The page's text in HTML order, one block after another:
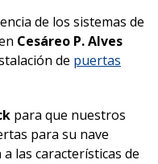
de los sistemas de
Cesáreo P. Alves
de puertas
para que nuestros
para su nave
las características de